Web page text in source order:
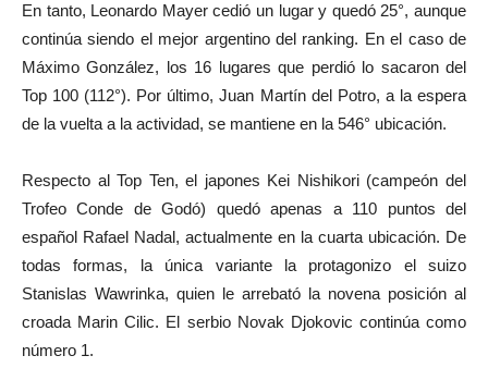
En tanto, Leonardo Mayer cedió un lugar y quedó 25°, aunque
continúa siendo el mejor argentino del ranking. En el caso de
Máximo González, los 16 lugares que perdió lo sacaron del
Top 100 (112°). Por último, Juan Martín del Potro, a la espera
de la vuelta a la actividad, se mantiene en la 546° ubicación.
Respecto al Top Ten, el japones Kei Nishikori (campeón del
Trofeo Conde de Godó) quedó apenas a 110 puntos del
español Rafael Nadal, actualmente en la cuarta ubicación. De
todas formas, la única variante la protagonizo el suizo
Stanislas Wawrinka, quien le arrebató la novena posición al
croada Marin Cilic. El serbio Novak Djokovic continúa como
número 1.